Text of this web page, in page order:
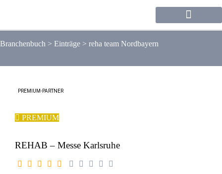
Branchenbuch > Einträge > reha team Nordbayern
PREMIUM-PARTNER
PREMIUM
REHAB – Messe Karlsruhe